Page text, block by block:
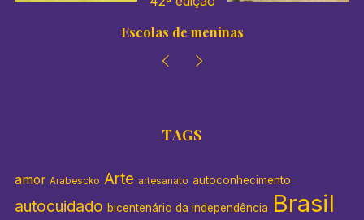
Colégios de meninas
TAGS
amor Arabescko Arte artesanato autoconhecimento
autocuidado bicentenário da independência Brasil